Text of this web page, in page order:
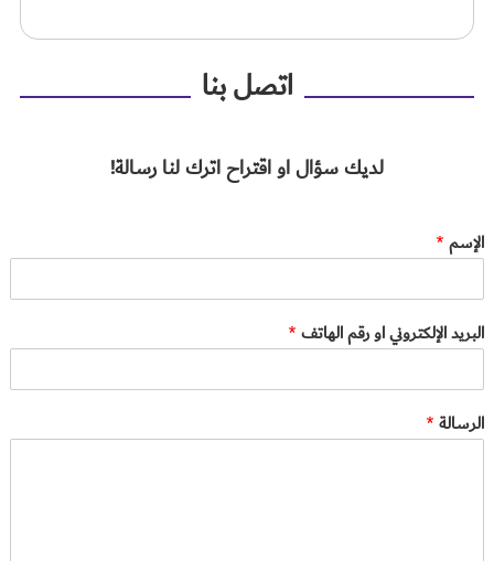
اتصل بنا
لديك سؤال او اقتراح اترك لنا رسالة!
الإسم*
البريد الإلكتروني او رقم الهاتف*
الرسالة*